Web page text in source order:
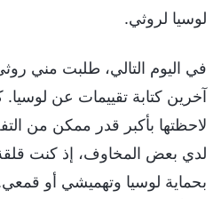
لوسيا لروثي.
في اليوم التالي، طلبت مني
آخرين كتابة تقييمات عن
لاحظتها بأكبر قدر ممكن من
لدي بعض المخاوف، إذ كنت
بحماية لوسيا وتهميشي أو